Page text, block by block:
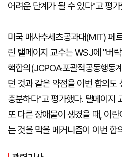
어려운 단계가 될 수 있다"고 평
미국 매사추세츠공과대(MIT) 페
린 탤메이지 교수는 WSJ에 "버
핵합의(JCPOA·포괄적공동행동
던 것과 같은 약점을 이번 합의도
충분하다"고 평가했다. 탤메이지
또 다른 장애물이 생겼을 때, 이
는 것을 막을 메커니즘이 이번 합